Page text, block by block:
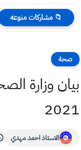
📁 مشاركات منوعه
صحة
2021
الاستاذ احمد مهدي